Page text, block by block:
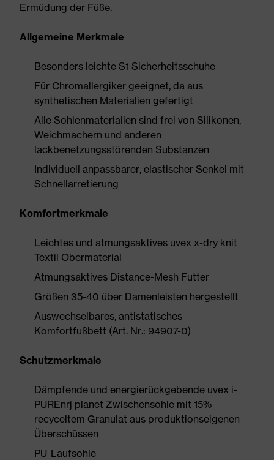
Ermüdung der Füße.
Allgemeine Merkmale
Besonders leichte S1 Sicherheitsschuhe
Für Chromallergiker geeignet, da aus
synthetischen Materialien gefertigt
Alle Sohlenmaterialien sind frei von Silikonen,
Weichmachern und anderen
lackbenetzungsstörenden Substanzen
Individuell anpassbarer, elastischer Senkel mit
Schnellarretierung
Komfortmerkmale
Leichtes und atmungsaktives uvex x-dry knit
Textil Obermaterial
Atmungsaktives Distance-Mesh Futter
Größen 35-40 über Damenleisten hergestellt
Auswechselbares, antistatisches
Komfortfußbett (Art. Nr.: 94907-0)
Schutzmerkmale
Dämpfende und energierückgebende uvex i-
PUREnrj planet Zwischensohle mit 15%
recyceltem Granulat aus produktionseigenen
Überschüssen
PU-Laufsohle